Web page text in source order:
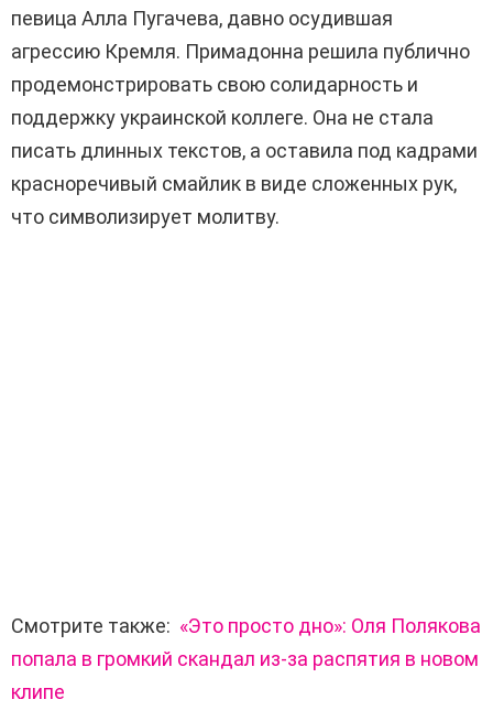
певица Алла Пугачева, давно осудившая
агрессию Кремля. Примадонна решила публично
продемонстрировать свою солидарность и
поддержку украинской коллеге. Она не стала
писать длинных текстов, а оставила под кадрами
красноречивый смайлик в виде сложенных рук,
что символизирует молитву.
Смотрите также: «Это просто дно»: Оля Полякова
попала в громкий скандал из-за распятия в новом
клипе